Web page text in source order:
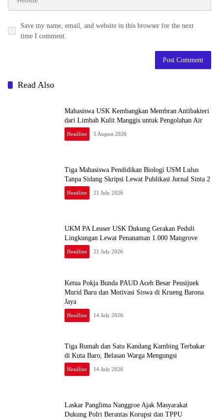
Save my name, email, and website in this browser for the next
time I comment.
Read Also
Mahasiswa USK Kembangkan Membran Antibakteri
dari Limbah Kulit Manggis untuk Pengolahan Air
Headline 5 August 2026
Tiga Mahasiswa Pendidikan Biologi USM Lulus
Tanpa Sidang Skripsi Lewat Publikasi Jurnal Sinta 2
Headline 21 July 2026
UKM PA Leuser USK Dukung Gerakan Peduli
Lingkungan Lewat Penanaman 1.000 Mangrove
Headline 21 July 2026
Ketua Pokja Bunda PAUD Aceh Besar Peusijuek
Murid Baru dan Motivasi Siswa di Krueng Barona
Jaya
Headline 14 July 2026
Tiga Rumah dan Satu Kandang Kambing Terbakar
di Kuta Baro, Belasan Warga Mengungsi
Headline 14 July 2026
Laskar Panglima Nanggroe Ajak Masyarakat
Dukung Polri Berantas Korupsi dan TPPU